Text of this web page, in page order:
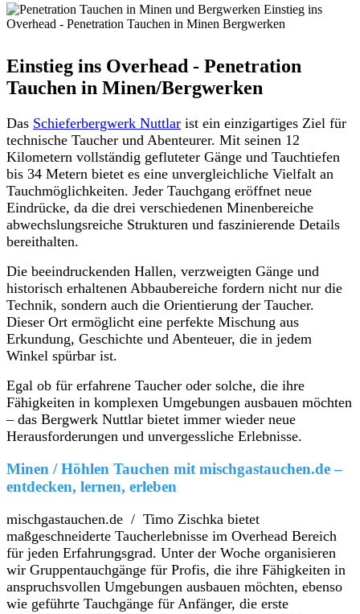
Einstieg ins Overhead - Penetration
Tauchen in Minen/Bergwerken
Das Schieferbergwerk Nuttlar ist ein einzigartiges Ziel für
technische Taucher und Abenteurer. Mit seinen 12
Kilometern vollständig gefluteter Gänge und Tauchtiefen
bis 34 Metern bietet es eine unvergleichliche Vielfalt an
Tauchmöglichkeiten. Jeder Tauchgang eröffnet neue
Eindrücke, da die drei verschiedenen Minenbereiche
abwechslungsreiche Strukturen und faszinierende Details
bereithalten.
Die beeindruckenden Hallen, verzweigten Gänge und
historisch erhaltenen Abbaubereiche fordern nicht nur die
Technik, sondern auch die Orientierung der Taucher.
Dieser Ort ermöglicht eine perfekte Mischung aus
Erkundung, Geschichte und Abenteuer, die in jedem
Winkel spürbar ist.
Egal ob für erfahrene Taucher oder solche, die ihre
Fähigkeiten in komplexen Umgebungen ausbauen möchten
– das Bergwerk Nuttlar bietet immer wieder neue
Herausforderungen und unvergessliche Erlebnisse.
Minen / Höhlen Tauchen mit mischgastauchen.de –
entdecken, lernen, erleben
mischgastauchen.de / Timo Zischka bietet
maßgeschneiderte Taucherlebnisse im Overhead Bereich
für jeden Erfahrungsgrad. Unter der Woche organisieren
wir Gruppentauchgänge für Profis, die ihre Fähigkeiten in
anspruchsvollen Umgebungen ausbauen möchten, ebenso
wie geführte Tauchgänge für Anfänger, die erste